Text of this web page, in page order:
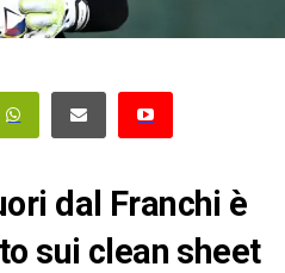
dal Franchi è
sui clean sheet